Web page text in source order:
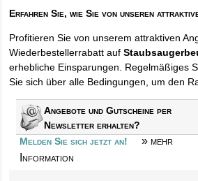
Erfahren Sie, wie Sie von unseren
Profitieren Sie von unserem attraktiven
Wiederbestellerrabatt auf
erhebliche Einsparungen. Regelmäßiges
Sie sich über alle Bedingungen, um den
Angebote und Gutscheine per
Newsletter erhalten?
Melden Sie sich jetzt an!
» mehr
Information